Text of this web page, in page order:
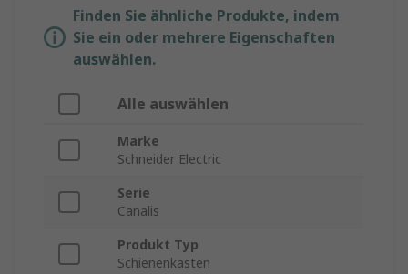
Finden Sie ähnliche Produkte, indem
Sie ein oder mehrere Eigenschaften
auswählen.
Alle auswählen
Marke
Schneider Electric
Serie
Canalis
Produkt Typ
Schienenkasten